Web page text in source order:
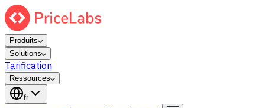
Produits
Solutions
Tarification
Ressources
fr